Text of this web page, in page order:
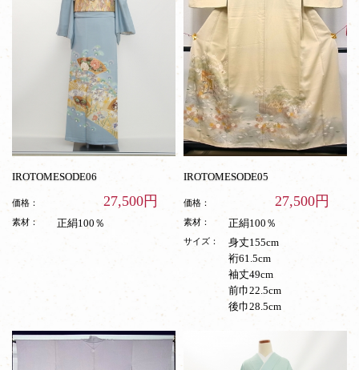
IROTOMESODE06
価格： 27,500円
素材： 正絹100％
IROTOMESODE05
価格： 27,500円
素材： 正絹100％
サイズ：
身丈155cm
裄61.5cm
袖丈49cm
前巾22.5cm
後巾28.5cm